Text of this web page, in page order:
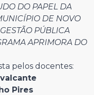
DO PAPEL DA
DE NOVO
PÚBLICA
APRIMORA DO
pelos docentes:
Pires